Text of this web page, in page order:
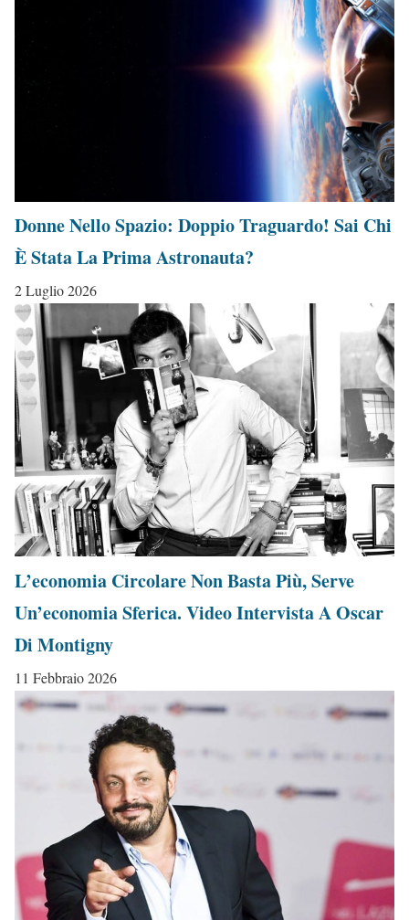
Donne Nello Spazio: Doppio Traguardo! Sai Chi
È Stata La Prima Astronauta?
2 Luglio 2026
L’economia Circolare Non Basta Più, Serve
Un’economia Sferica. Video Intervista A Oscar
Di Montigny
11 Febbraio 2026